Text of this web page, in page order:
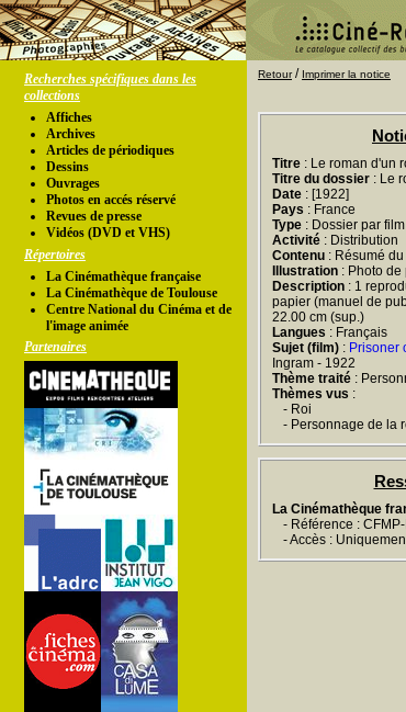
Recherches spécifiques dans les
collections
Affiches
Archives
Articles de périodiques
Dessins
Ouvrages
Photos en accés réservé
Revues de presse
Vidéos (DVD et VHS)
Répertoires
La Cinémathèque française
La Cinémathèque de Toulouse
Centre National du Cinéma et de
l'image animée
Partenaires
Retour/ Imprimer la notice
Titre : Le roman d'un
Titre du dossier : Le
Date : [1922]
Pays : France
Type : Dossier par film
Activité : Distribution
Contenu : Résumé
Illustration : Photo de
Description : 1
papier (manuel de
22.00 cm (sup.)
Langues : Français
Sujet (film) : Prisoner
Ingram - 1922
Thème traité :
Thèmes vus :
- Roi
- Personnage de la
La Cinémathèque
- Référence :
- Accès :